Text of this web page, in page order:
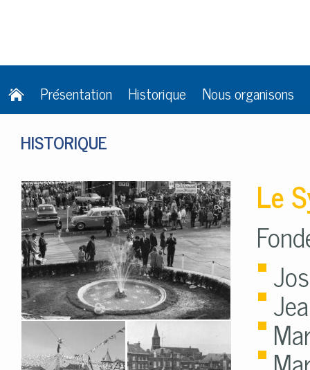
Présentation Historique Nous organisons
HISTORIQUE
Le